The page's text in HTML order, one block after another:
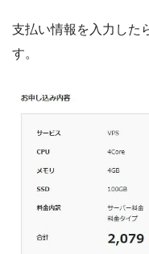
支払い情報を入力した
す。